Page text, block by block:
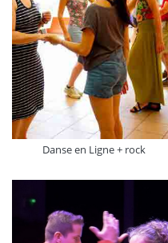
Danse en Ligne + rock